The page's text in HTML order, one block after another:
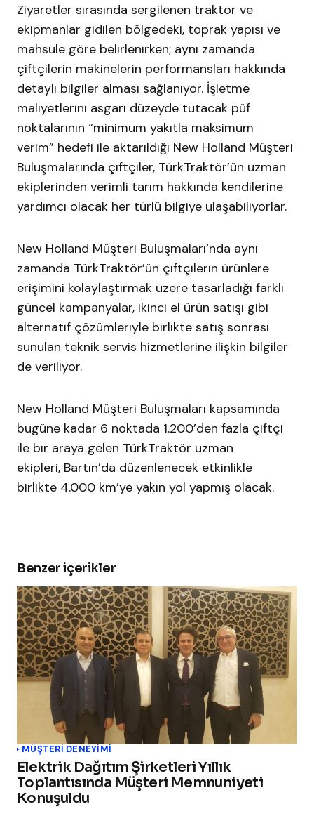
Ziyaretler sırasında sergilenen traktör ve
ekipmanlar gidilen bölgedeki, toprak yapısı ve
mahsule göre belirlenirken; aynı zamanda
çiftçilerin makinelerin performansları hakkında
detaylı bilgiler alması sağlanıyor. İşletme
maliyetlerini asgari düzeyde tutacak püf
noktalarının “minimum yakıtla maksimum
verim” hedefi ile aktarıldığı New Holland Müşteri
Buluşmalarında çiftçiler, TürkTraktör’ün uzman
ekiplerinden verimli tarım hakkında kendilerine
yardımcı olacak her türlü bilgiye ulaşabiliyorlar.
New Holland Müşteri Buluşmaları’nda aynı
zamanda TürkTraktör’ün çiftçilerin ürünlere
erişimini kolaylaştırmak üzere tasarladığı farklı
güncel kampanyalar, ikinci el ürün satışı gibi
alternatif çözümleriyle birlikte satış sonrası
sunulan teknik servis hizmetlerine ilişkin bilgiler
de veriliyor.
New Holland Müşteri Buluşmaları kapsamında
bugüne kadar 6 noktada 1.200’den fazla çiftçi
ile bir araya gelen TürkTraktör uzman
ekipleri, Bartın’da düzenlenecek etkinlikle
birlikte 4.000 km’ye yakın yol yapmış olacak.
Benzer içerikler
MÜŞTERI DENEYIMI
Elektrik Dağıtım Şirketleri Yıllık
Toplantısında Müşteri Memnuniyeti
Konuşuldu